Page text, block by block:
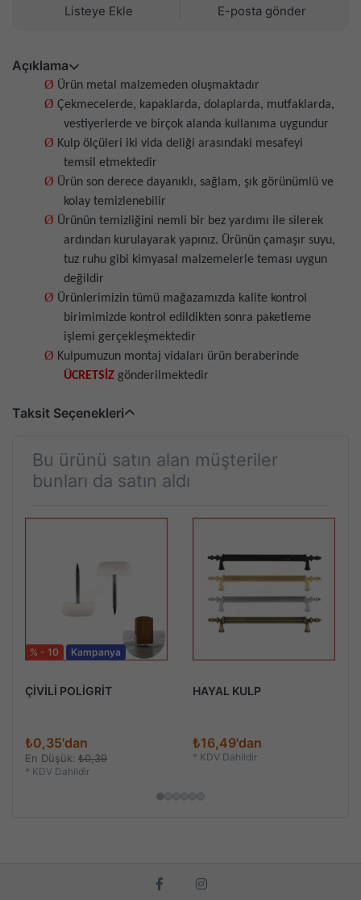
Listeye Ekle E-posta gönder
Açıklama
Ø Ürün metal malzemeden oluşmaktadır
Ø Çekmecelerde, kapaklarda, dolaplarda, mutfaklarda,
vestiyerlerde ve birçok alanda kullanıma uygundur
Ø Kulp ölçüleri iki vida deliği arasındaki mesafeyi
temsil etmektedir
Ø Ürün son derece dayanıklı, sağlam, şık görünümlü ve
kolay temizlenebilir
Ø Ürünün temizliğini nemli bir bez yardımı ile silerek
ardından kurulayarak yapınız. Ürünün çamaşır suyu,
tuz ruhu gibi kimyasal malzemelerle teması uygun
değildir
Ø Ürünlerimizin tümü mağazamızda kalite kontrol
birimimizde kontrol edildikten sonra paketleme
işlemi gerçekleşmektedir
Ø Kulpumuzun montaj vidaları ürün beraberinde
ÜCRETSİZ gönderilmektedir
Taksit Seçenekleri
Bu ürünü satın alan müşteriler
bunları da satın aldı
% - 10 Kampanya
ÇİVİLİ POLİGRİT
₺0,35'dan
En Düşük: ₺0,39
* KDV Dahildir
HAYAL KULP
₺16,49'dan
* KDV Dahildir